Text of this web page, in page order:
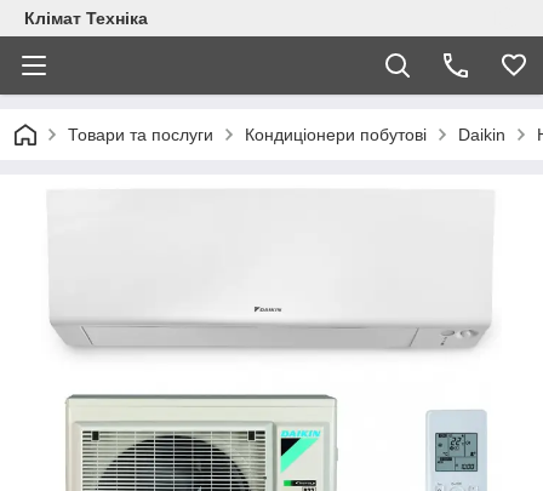
Клімат Техніка
Товари та послуги Кондиціонери побутові Daikin